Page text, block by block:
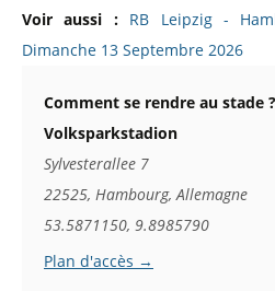
Voir aussi : RB Leipzig -
Dimanche 13 Septembre 2026
Comment se rendre au stade ?
Volksparkstadion
Sylvesterallee 7
22525, Hambourg, Allemagne
53.5871150, 9.8985790
Plan d'accès →